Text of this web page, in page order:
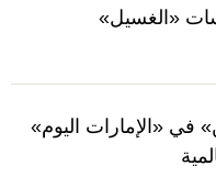
«الغسيل»
في «الإمارات اليوم»